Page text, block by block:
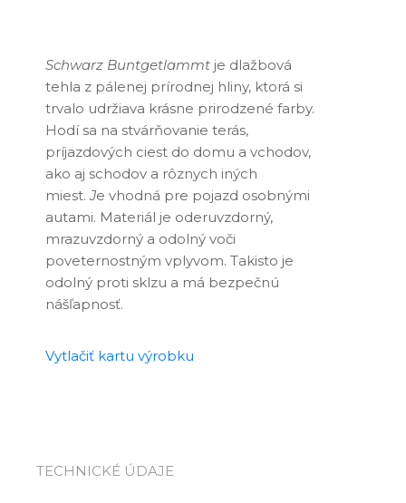
Schwarz Buntgetlammt je dlažbová
tehla z pálenej prírodnej hliny, ktorá si
trvalo udržiava krásne prirodzené farby.
Hodí sa na stvárňovanie terás,
príjazdových ciest do domu a vchodov,
ako aj schodov a rôznych iných
miest.Je vhodná pre pojazd osobnými
autami. Materiál je oderuvzdorný,
mrazuvzdorný a odolný voči
poveternostným vplyvom. Takisto je
odolný proti sklzu a má bezpečnú
nášľapnosť.
Vytlačiť kartu výrobku
TECHNICKÉ ÚDAJE